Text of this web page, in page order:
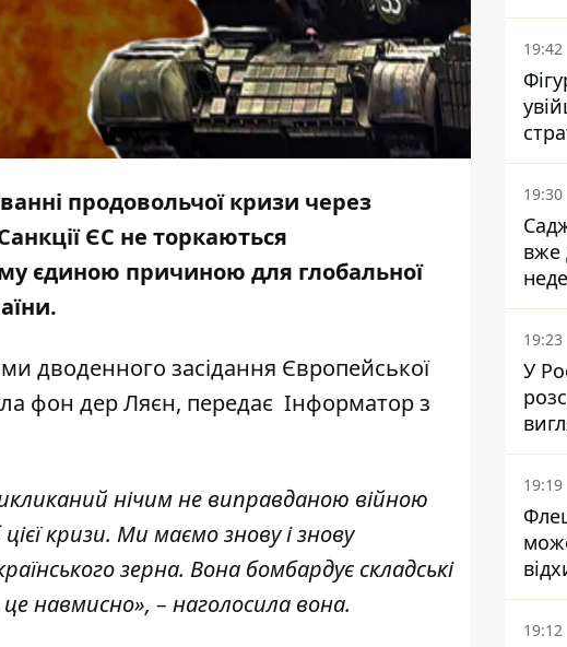
продовольчої кризи через
ЄС не торкаються
єдиною причиною для глобальної
дводенного засідання Європейської
фон дер Ляєн, передає Інформаторз
нічим не виправданою війною
кризи. Ми маємо знову і знову
зерна. Вона бомбардує складські
навмисно», – наголосила вона.
19:42
19:30
вже
19:23
У
для
19:19
19:12